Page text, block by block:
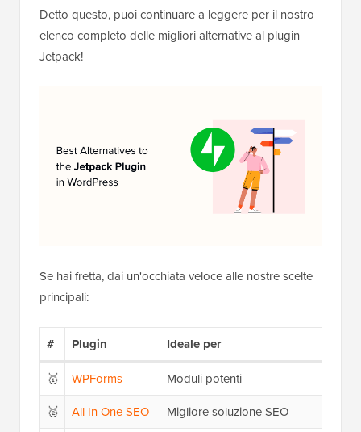
Detto questo, puoi continuare a leggere per il nostro
elenco completo delle migliori alternative al plugin
Jetpack!
Se hai fretta, dai un'occhiata veloce alle nostre scelte
principali:
# Plugin Ideale per
🥇
WPForms Moduli potenti
🥈
All In One SEO Migliore soluzione SEO